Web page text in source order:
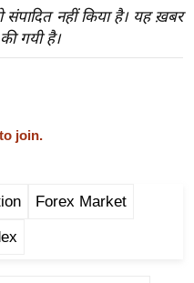
संपादित नहीं किया है। यह ख़बर
गयी है।
join.
Forex Market